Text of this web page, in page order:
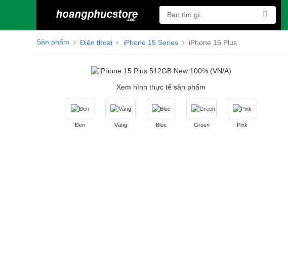
Sản phẩm Điện thoại iPhone 15 Series iPhone 15 Plus
Xem hình thực tế sản phẩm
Đen Vàng Blue Green Pink